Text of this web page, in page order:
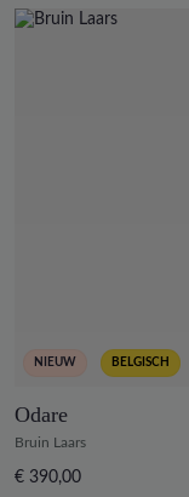
NIEUW BELGISCH
Odare
Bruin Laars
€ 390,00